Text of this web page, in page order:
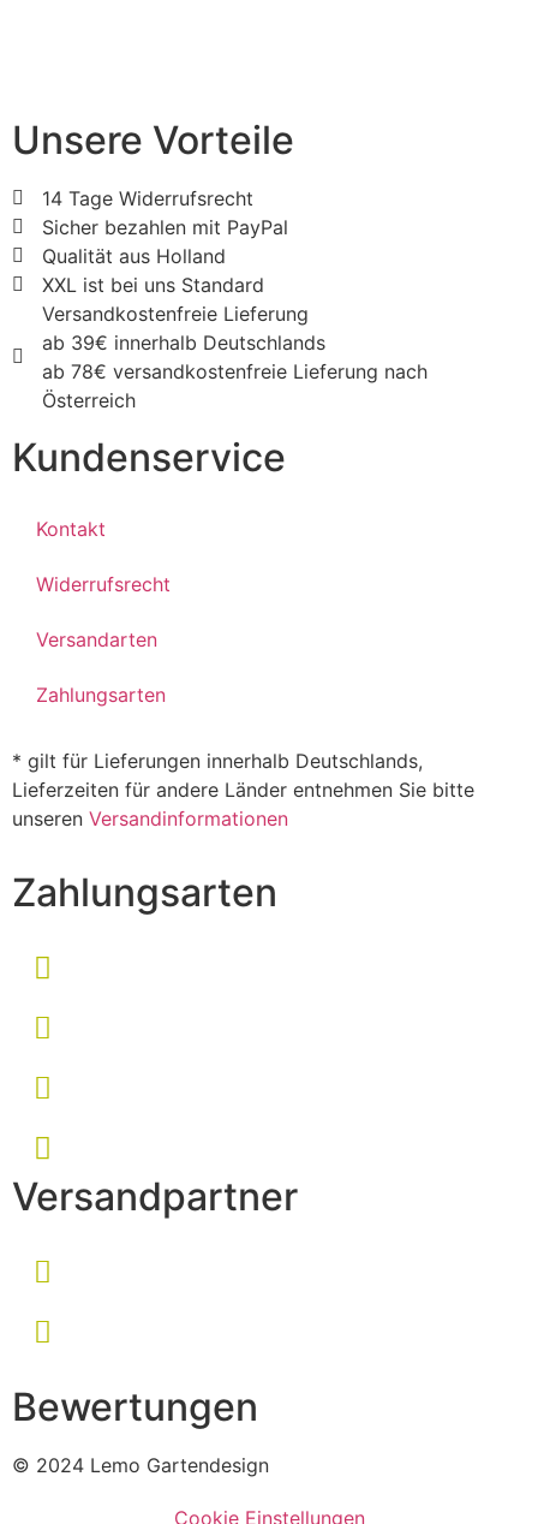
Unsere Vorteile
14 Tage Widerrufsrecht
Sicher bezahlen mit PayPal
Qualität aus Holland
XXL ist bei uns Standard
Versandkostenfreie Lieferung
ab 39€ innerhalb Deutschlands
ab 78€ versandkostenfreie Lieferung nach
Österreich
Kundenservice
Kontakt
Widerrufsrecht
Versandarten
Zahlungsarten
* gilt für Lieferungen innerhalb Deutschlands,
Lieferzeiten für andere Länder entnehmen Sie bitte
unseren Versandinformationen
Zahlungsarten
Versandpartner
Bewertungen
© 2024 Lemo Gartendesign
Cookie Einstellungen